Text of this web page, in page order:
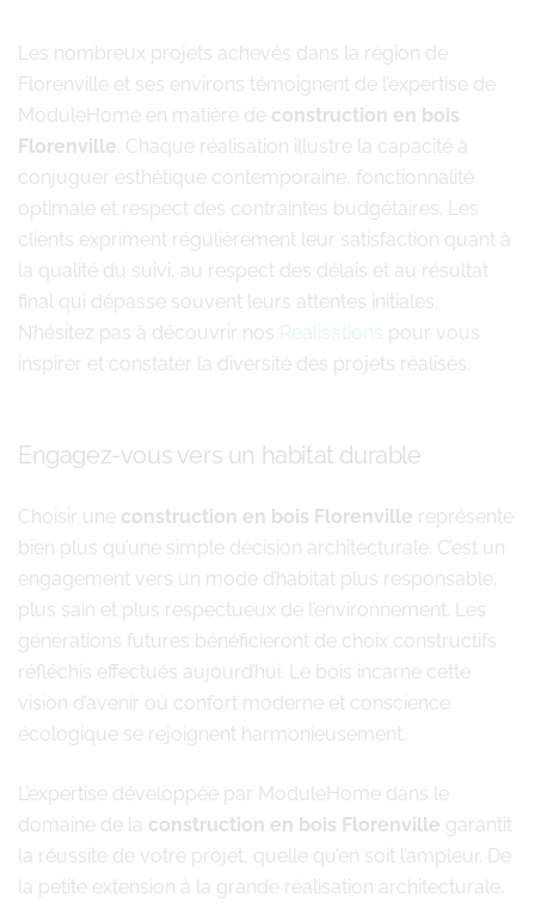
Les nombreux projets achevés dans la région de
Florenville et ses environs témoignent de l’expertise de
ModuleHome en matière de construction en bois
Florenville. Chaque réalisation illustre la capacité à
conjuguer esthétique contemporaine, fonctionnalité
optimale et respect des contraintes budgétaires. Les
clients expriment régulièrement leur satisfaction quant à
la qualité du suivi, au respect des délais et au résultat
final qui dépasse souvent leurs attentes initiales.
N’hésitez pas à découvrir nos Realisations pour vous
inspirer et constater la diversité des projets réalisés.
Engagez-vous vers un habitat durable
Choisir une construction en bois Florenville représente
bien plus qu’une simple décision architecturale. C’est un
engagement vers un mode d’habitat plus responsable,
plus sain et plus respectueux de l’environnement. Les
générations futures bénéficieront de choix constructifs
réfléchis effectués aujourd’hui. Le bois incarne cette
vision d’avenir où confort moderne et conscience
écologique se rejoignent harmonieusement.
L’expertise développée par ModuleHome dans le
domaine de la construction en bois Florenville garantit
la réussite de votre projet, quelle qu’en soit l’ampleur. De
la petite extension à la grande réalisation architecturale,